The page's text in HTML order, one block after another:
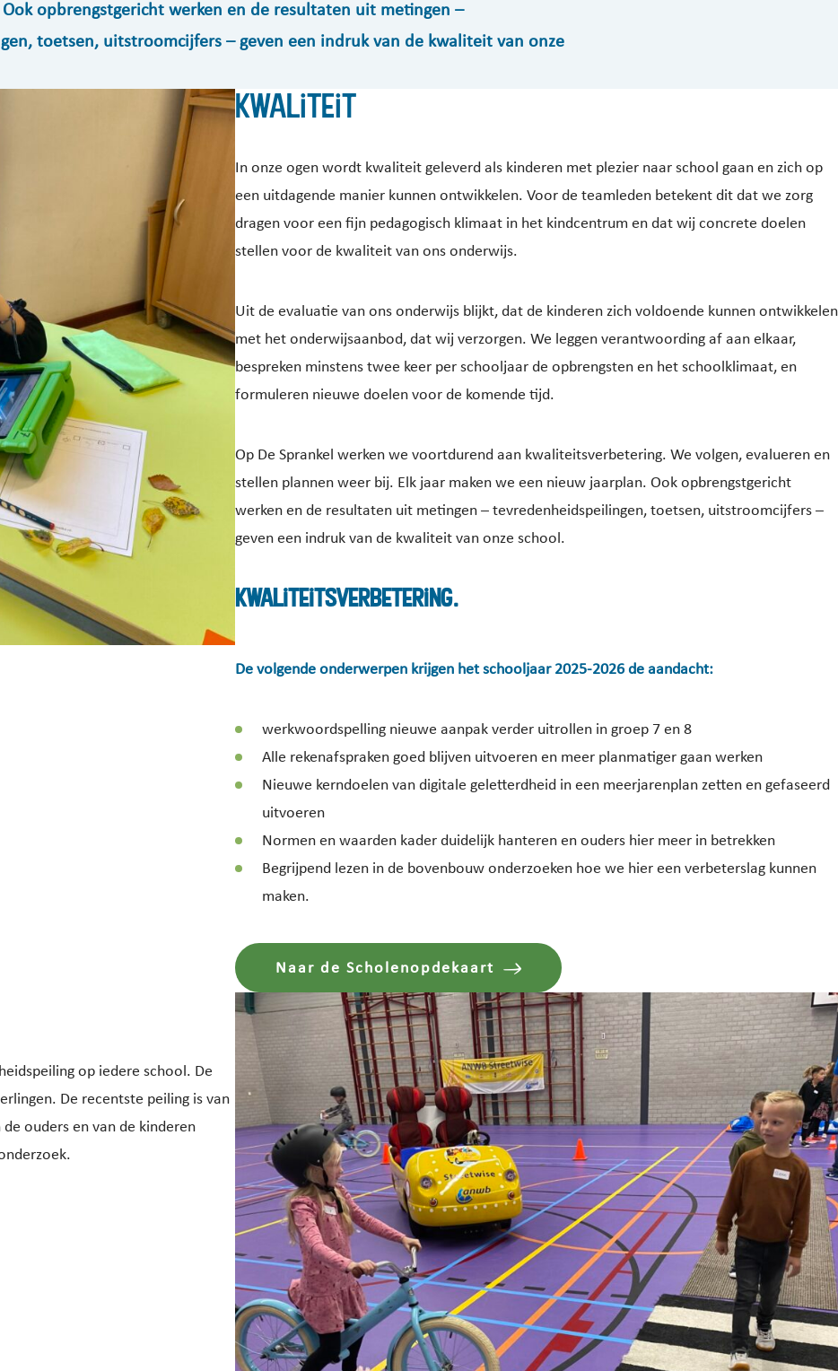
opbrengstgericht werken en de resultaten uit metingen –
toetsen, uitstroomcijfers – geven een indruk van de kwaliteit van onze
Kwaliteit
In onze ogen wordt kwaliteit geleverd als kinderen met plezier naar school gaan en zich op
een uitdagende manier kunnen ontwikkelen. Voor de teamleden betekent dit dat we zorg
dragen voor een fijn pedagogisch klimaat in het kindcentrum en dat wij concrete doelen
stellen voor de kwaliteit van ons onderwijs.
Uit de evaluatie van ons onderwijs blijkt, dat de kinderen zich voldoende kunnen ontwikkelen
met het onderwijsaanbod, dat wij verzorgen. We leggen verantwoording af aan elkaar,
bespreken minstens twee keer per schooljaar de opbrengsten en het schoolklimaat, en
formuleren nieuwe doelen voor de komende tijd.
Op De Sprankel werken we voortdurend aan kwaliteitsverbetering. We volgen, evalueren en
stellen plannen weer bij. Elk jaar maken we een nieuw jaarplan. Ook opbrengstgericht
werken en de resultaten uit metingen – tevredenheidspeilingen, toetsen, uitstroomcijfers –
geven een indruk van de kwaliteit van onze school.
Kwaliteitsverbetering.
De volgende onderwerpen krijgen het schooljaar 2025-2026 de aandacht:
werkwoordspelling nieuwe aanpak verder uitrollen in groep 7 en 8
Alle rekenafspraken goed blijven uitvoeren en meer planmatiger gaan werken
Nieuwe kerndoelen van digitale geletterdheid in een meerjarenplan zetten en gefaseerd
uitvoeren
Normen en waarden kader duidelijk hanteren en ouders hier meer in betrekken
Begrijpend lezen in de bovenbouw onderzoeken hoe we hier een verbeterslag kunnen
maken.
Naar de Scholenopdekaart
op iedere school. De
De recentste peiling is van
ouders en van de kinderen